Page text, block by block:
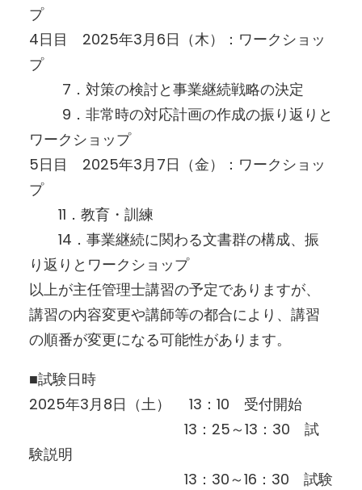
プ
4日目 2025年3月6日（木）：ワークショッ
プ
7．対策の検討と事業継続戦略の決定
9．非常時の対応計画の作成の振り返りと
ワークショップ
5日目 2025年3月7日（金）：ワークショッ
プ
11．教育・訓練
14．事業継続に関わる文書群の構成、振
り返りとワークショップ
以上が主任管理士講習の予定でありますが、
講習の内容変更や講師等の都合により、講習
の順番が変更になる可能性があります。
■試験日時
2025年3月8日（土） 13：10 受付開始
13：25～13：30 試
験説明
13：30～16：30 試験